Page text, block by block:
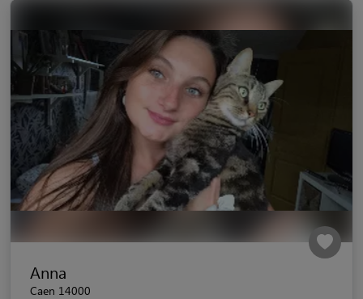
Anna
Caen 14000